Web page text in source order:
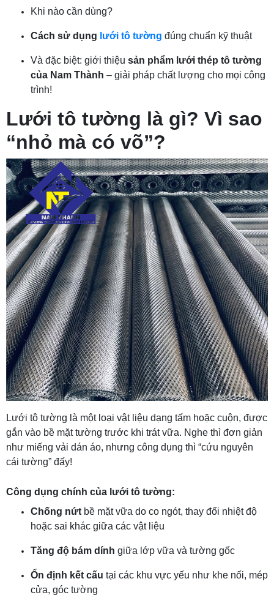
Khi nào cần dùng?
Cách sử dụng lưới tô tường đúng chuẩn kỹ thuật
Và đặc biệt: giới thiệu sản phẩm lưới thép tô tường
của Nam Thành – giải pháp chất lượng cho mọi công
trình!
Lưới tô tường là gì? Vì sao
“nhỏ mà có võ”?
Lưới tô tường là một loại vật liệu dạng tấm hoặc cuộn, được
gắn vào bề mặt tường trước khi trát vữa. Nghe thì đơn giản
như miếng vải dán áo, nhưng công dụng thì “cứu nguyên
cái tường” đấy!
Công dụng chính của lưới tô tường:
Chống nứt bề mặt vữa do co ngót, thay đổi nhiệt độ
hoặc sai khác giữa các vật liệu
Tăng độ bám dính giữa lớp vữa và tường gốc
Ổn định kết cấu tại các khu vực yếu như khe nối, mép
cửa, góc tường